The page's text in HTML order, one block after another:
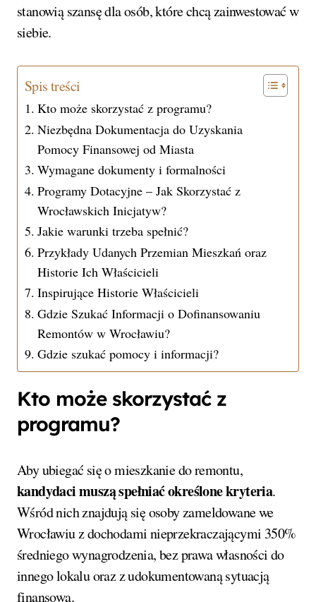
stanowią szansę dla osób, które chcą zainwestować w
siebie.
Spis treści
Kto może skorzystać z programu?
Niezbędna Dokumentacja do Uzyskania
Pomocy Finansowej od Miasta
Wymagane dokumenty i formalności
Programy Dotacyjne – Jak Skorzystać z
Wrocławskich Inicjatyw?
Jakie warunki trzeba spełnić?
Przykłady Udanych Przemian Mieszkań oraz
Historie Ich Właścicieli
Inspirujące Historie Właścicieli
Gdzie Szukać Informacji o Dofinansowaniu
Remontów w Wrocławiu?
Gdzie szukać pomocy i informacji?
Kto może skorzystać z
programu?
Aby ubiegać się o mieszkanie do remontu,
kandydaci muszą spełniać określone kryteria.
Wśród nich znajdują się osoby zameldowane we
Wrocławiu z dochodami nieprzekraczającymi 350%
średniego wynagrodzenia, bez prawa własności do
innego lokalu oraz z udokumentowaną sytuacją
finansową.